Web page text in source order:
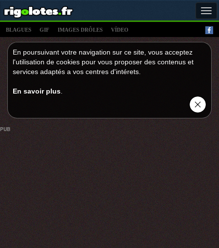
BLAGUES GIF IMAGES DRÔLES VÍDEO
En poursuivant votre navigation sur ce site, vous acceptez
l'utilisation de cookies pour vous proposer des contenus et
services adaptés a vos centres d'intérets.
En savoir plus
PUB